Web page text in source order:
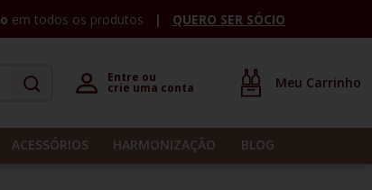
em todos os produtos QUERO SER SÓCIO
Entre ou
crie uma conta
ACESSÓRIOS HARMONIZAÇÃO BLOG